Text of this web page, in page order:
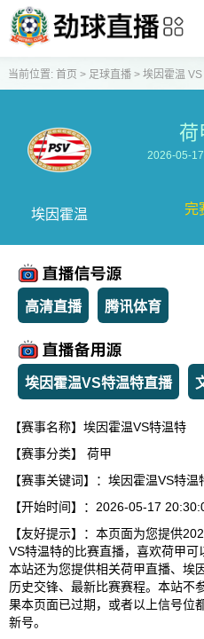
当前位置: 首页 > 足球直播> 埃因霍温
埃因霍温
荷
2026-05-
完
高清直播 腾讯体育
埃因霍温VS特温特直播
【赛事名称】埃因霍温VS特温特
【赛事分类】 荷甲
【赛事关键词】：埃因霍温VS特
【开始时间】：2026-05-17
【友好提示】：本页面为您提供
VS特温特的比赛直播，喜欢荷甲可
本站还为您提供相关荷甲直播、埃
历史交锋、最新比赛赛程。本站不
果本页面已过期，或者以上信号位
新号。